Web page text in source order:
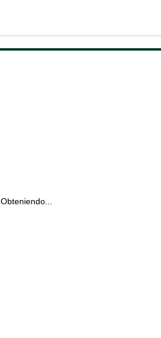
Obteniendo...